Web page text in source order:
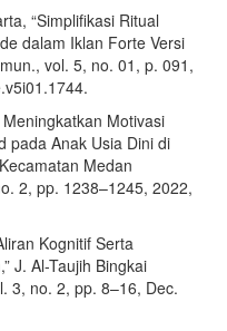
“Simplifikasi Ritual
dalam Iklan Forte Versi
vol. 5, no. 01, p. 091,
Motivasi
pada Anak Usia Dini di
Medan
2, pp. 1238–1245, 2022,
Kognitif Serta
J. Al-Taujih Bingkai
3, no. 2, pp. 8–16, Dec.